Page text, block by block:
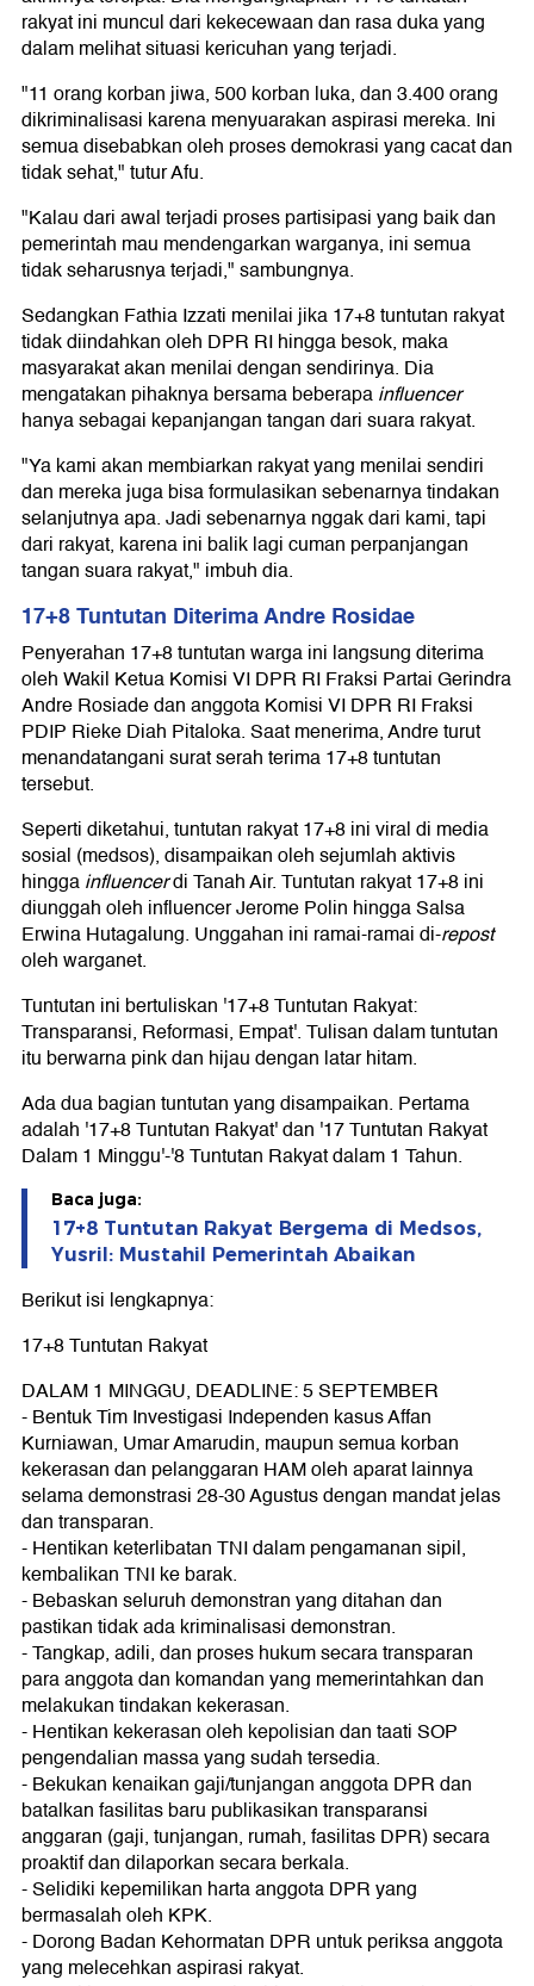
rakyat ini muncul dari kekecewaan dan rasa duka yang
dalam melihat situasi kericuhan yang terjadi.
"11 orang korban jiwa, 500 korban luka, dan 3.400 orang
dikriminalisasi karena menyuarakan aspirasi mereka. Ini
semua disebabkan oleh proses demokrasi yang cacat dan
tidak sehat," tutur Afu.
"Kalau dari awal terjadi proses partisipasi yang baik dan
pemerintah mau mendengarkan warganya, ini semua
tidak seharusnya terjadi," sambungnya.
Sedangkan Fathia Izzati menilai jika 17+8 tuntutan rakyat
tidak diindahkan oleh DPR RI hingga besok, maka
masyarakat akan menilai dengan sendirinya. Dia
mengatakan pihaknya bersama beberapainfluencer
hanya sebagai kepanjangan tangan dari suara rakyat.
"Ya kami akan membiarkan rakyat yang menilai sendiri
dan mereka juga bisa formulasikan sebenarnya tindakan
selanjutnya apa. Jadi sebenarnya nggak dari kami, tapi
dari rakyat, karena ini balik lagi cuman perpanjangan
tangan suara rakyat," imbuh dia.
17+8 Tuntutan Diterima Andre Rosidae
Penyerahan 17+8 tuntutan warga ini langsung diterima
oleh Wakil Ketua Komisi VI DPR RI Fraksi Partai Gerindra
Andre Rosiade dan anggota Komisi VI DPR RI Fraksi
PDIP Rieke Diah Pitaloka. Saat menerima, Andre turut
menandatangani surat serah terima 17+8 tuntutan
tersebut.
Seperti diketahui, tuntutan rakyat 17+8 ini viral di media
sosial (medsos), disampaikan oleh sejumlah aktivis
hinggainfluencerdi Tanah Air. Tuntutan rakyat 17+8 ini
diunggah oleh influencer Jerome Polin hingga Salsa
Erwina Hutagalung. Unggahan ini ramai-ramai di-repost
oleh warganet.
Tuntutan ini bertuliskan '17+8 Tuntutan Rakyat:
Transparansi, Reformasi, Empat'. Tulisan dalam tuntutan
itu berwarna pink dan hijau dengan latar hitam.
Ada dua bagian tuntutan yang disampaikan. Pertama
adalah '17+8 Tuntutan Rakyat' dan '17 Tuntutan Rakyat
Dalam 1 Minggu'-'8 Tuntutan Rakyat dalam 1 Tahun.
Baca juga:
17+8 Tuntutan Rakyat Bergema di Medsos,
Yusril: Mustahil Pemerintah Abaikan
Berikut isi lengkapnya:
17+8 Tuntutan Rakyat
DALAM 1 MINGGU, DEADLINE: 5 SEPTEMBER
- Bentuk Tim Investigasi Independen kasus Affan
Kurniawan, Umar Amarudin, maupun semua korban
kekerasan dan pelanggaran HAM oleh aparat lainnya
selama demonstrasi 28-30 Agustus dengan mandat jelas
dan transparan.
- Hentikan keterlibatan TNI dalam pengamanan sipil,
kembalikan TNI ke barak.
- Bebaskan seluruh demonstran yang ditahan dan
pastikan tidak ada kriminalisasi demonstran.
- Tangkap, adili, dan proses hukum secara transparan
para anggota dan komandan yang memerintahkan dan
melakukan tindakan kekerasan.
- Hentikan kekerasan oleh kepolisian dan taati SOP
pengendalian massa yang sudah tersedia.
- Bekukan kenaikan gaji/tunjangan anggota DPR dan
batalkan fasilitas baru publikasikan transparansi
anggaran (gaji, tunjangan, rumah, fasilitas DPR) secara
proaktif dan dilaporkan secara berkala.
- Selidiki kepemilikan harta anggota DPR yang
bermasalah oleh KPK.
- Dorong Badan Kehormatan DPR untuk periksa anggota
yang melecehkan aspirasi rakyat.